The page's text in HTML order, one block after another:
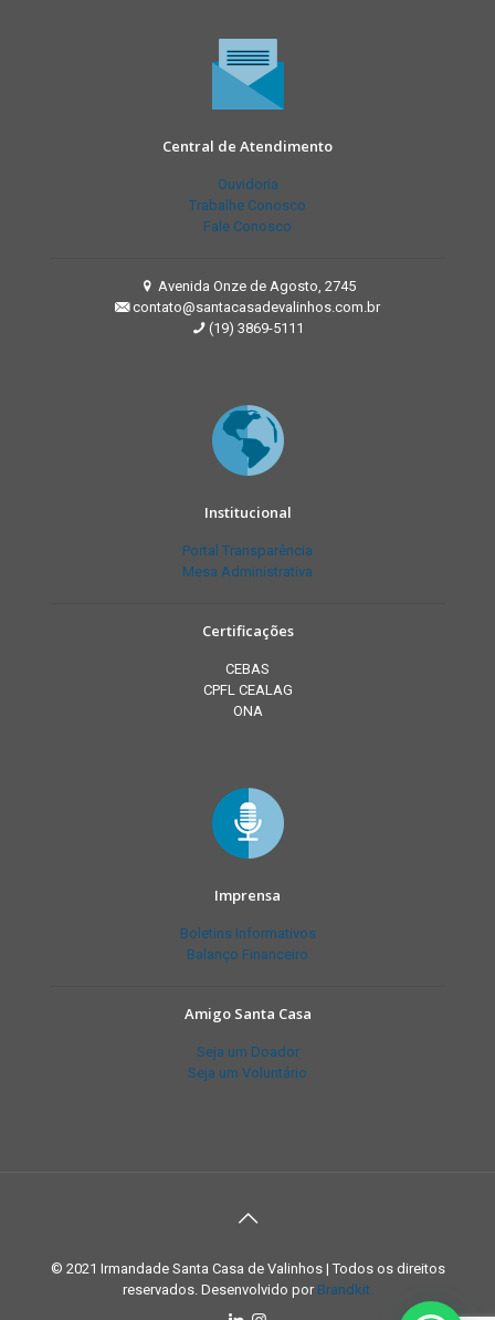
Central de Atendimento
Ouvidoria
Trabalhe Conosco
Fale Conosco
Avenida Onze de Agosto, 2745
contato@santacasadevalinhos.com.br
(19) 3869-5111
Institucional
Portal Transparência
Mesa Administrativa
Certificações
CEBAS
CPFL CEALAG
ONA
Imprensa
Boletins Informativos
Balanço Financeiro
Amigo Santa Casa
Seja um Doador
Seja um Voluntário
© 2021 Irmandade Santa Casa de Valinhos | Todos os direitos
reservados. Desenvolvido por Brandkit.